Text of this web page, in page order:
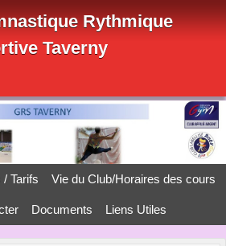
Rythmique
Taverny
Tarifs Vie du Club/Horaires des cours
Documents Liens Utiles
cookies